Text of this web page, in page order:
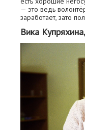
— это ведь
заработает, зато
Вика